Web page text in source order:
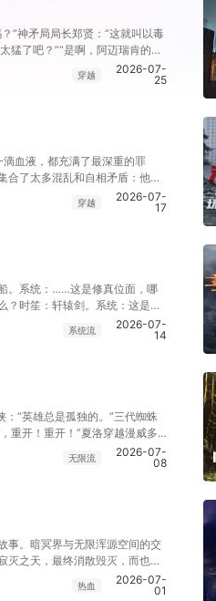
”神矛局局长郑贤：“这就叫以毒
猛了吧？”“是啊，阿迈瑞肯的人
剑谱》让美利坚男人卷了起来，
美大陆……钢铁侠托尼·史塔
穿越
2026-07-
25
血液，都充满了最深重的罪
合了太多混乱和自相矛盾：他无
有商队和敌对势力的噩梦。他打
死亡，就连传说最邪恶的魔王，
穿越
2026-07-
17
。系统：……这是修真位面，哪
？时笙：轩辕剑。系统：这是科
在干什么Σ(°△°|||)︴时笙：拆
系统流
2026-07-
14
“英雄总是孤独的。”三代蜘蛛
重开！重开！”夏洛穿越漫威多
诸多不幸。他没有一代蜘蛛侠逼
反应速度。更没有三代蜘蛛侠的
。某次复活赛中，望着眼前同
峰赛，打不过，根本打不
无限流
2026-07-
08
事。暗冥界与无限浑源空间的交
灭之天，最终消散毁灭，而也只
力。在寂灭之天内，有一根‘天渊
初之地），外表看着其实是一根
热血
2026-07-
01